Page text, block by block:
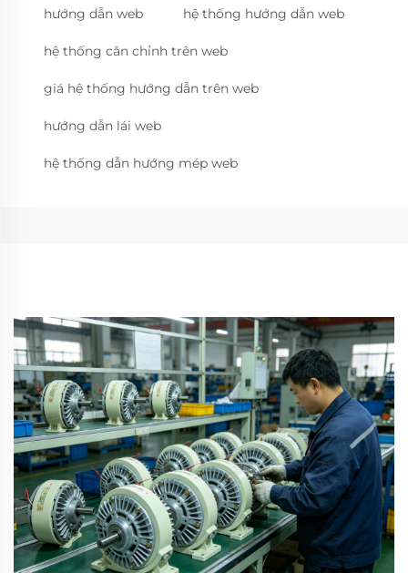
hướng dẫn web hệ thống hướng dẫn web
hệ thống căn chỉnh trên web
giá hệ thống hướng dẫn trên web
hướng dẫn lái web
hệ thống dẫn hướng mép web